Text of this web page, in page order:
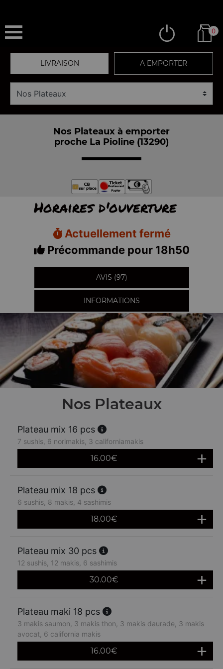
0
LIVRAISON A EMPORTER
Nos Plateaux à emporter
proche La Pioline (13290)
Horaires d'ouverture
Actuellement fermé
Précommande pour 18h50
AVIS (97)
INFORMATIONS
Nos Plateaux
Plateau mix 16 pcs
7 sushis, 6 norimakis, 3 californiamakis
16.00€
Plateau mix 18 pcs
6 sushis, 8 makis, 4 sashimis
18.00€
Plateau mix 30 pcs
12 sushis, 12 makis, 6 sashimis
30.00€
Plateau maki 18 pcs
3 makis saumon, 3 makis thon, 3 makis daurade, 3 makis
avocat, 6 california makis
16.00€